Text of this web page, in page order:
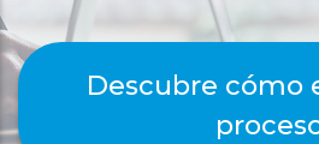
Descubre cómo